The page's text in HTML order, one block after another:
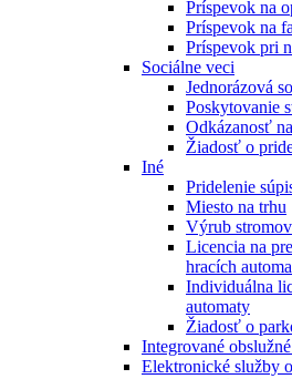
Príspevok na
Príspevok na
Príspevok pri
Sociálne veci
Jednorázová
Poskytovanie
Odkázanosť
Žiadosť o
Iné
Pridelenie
Miesto na trhu
Výrub stromov
Licencia na
hracích
Individuálna
automaty
Žiadosť o
Integrované
Elektronické služby